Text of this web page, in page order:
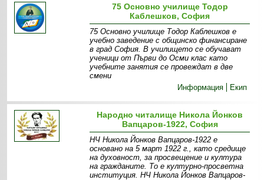
75 Основно училище Тодор
Каблешков, София
75 Основно училище Тодор Каблешков е
учебно заведение с общинско финансиране
в град София. В училището се обучават
ученици от Първи до Осми клас като
учебните занятия се провеждат в две
смени
Информация
Екип
Народно читалище Никола Йонков
Вапцаров-1922, София
НЧ Никола Йонков Вапцаров-1922 е
основано на 5 март 1922 г., като средище
на духовност, за просвещение и култура
на гражданите. То е културно-просветна
институция. НЧ Никола Йонков Вапцаров-